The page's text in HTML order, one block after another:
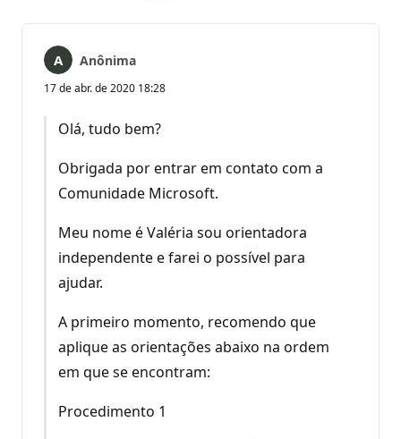
Anônima
17 de abr. de 2020 18:28
Olá, tudo bem?
Obrigada por entrar em contato com a
Comunidade Microsoft.
Meu nome é Valéria sou orientadora
independente e farei o possível para
ajudar.
A primeiro momento, recomendo que
aplique as orientações abaixo na ordem
em que se encontram:
Procedimento 1